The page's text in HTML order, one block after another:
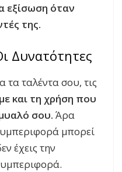
εξίσωση όταν
της.
Δυνατότητες
τα ταλέντα σου, τις
και τη χρήση που
σου. Άρα
μπορεί
έχεις την